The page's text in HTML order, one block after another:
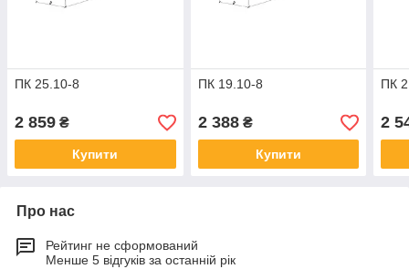
ПК 25.10-8
2 859 ₴
Купити
ПК 19.10-8
2 388₴
Купити
ПК
2
Про нас
Рейтинг не сформований
Менше 5 відгуків за останній рік